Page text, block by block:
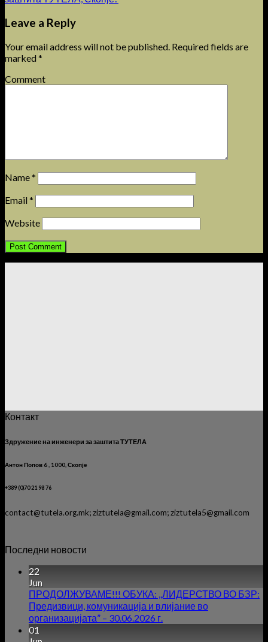
Leave a Reply
Your email address will not be published. Required fields are
marked*
Comment
Name*
Email*
Website
Контакт
Здружение на инженери за заштита ТУТЕЛА
Антон Попов 6 , 1000, Скопје
+389 (0)70 21 98 76
contact@tutela.org.mk; ziztutela@gmail.com; ziztutela5@gmail.com
Последни новости
22
Jun
ПРОДОЛЖУВАМЕ!!! ОБУКА: ,,ЛИДЕРСТВО ВО БЗР:
Предизвици, комуникација и влијание во
организацијата” – 30.06.2026 г.
01